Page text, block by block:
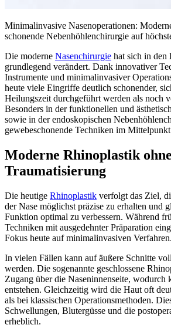
Minimalinvasive Nasenoperationen:
schonende Nebenhöhlenchirurgie auf
Die moderne Nasenchirurgie hat sich in den
grundlegend verändert. Dank innovativer
Instrumente und minimalinvasiver
heute viele Eingriffe deutlich schonender,
Heilungszeit durchgeführt werden als noch
Besonders in der funktionellen und
sowie in der endoskopischen
gewebeschonende Techniken im
Moderne Rhinoplastik
Traumatisierung
Die heutige Rhinoplastik verfolgt das Ziel,
der Nase möglichst präzise zu erhalten und
Funktion optimal zu verbessern. Während
Techniken mit ausgedehnter Präparation
Fokus heute auf minimalinvasiven Verfahren.
In vielen Fällen kann auf äußere Schnitte
werden. Die sogenannte geschlossene
Zugang über die Naseninnenseite, wodurch
entstehen. Gleichzeitig wird die Haut oft
als bei klassischen Operationsmethoden.
Schwellungen, Blutergüsse und die
erheblich.